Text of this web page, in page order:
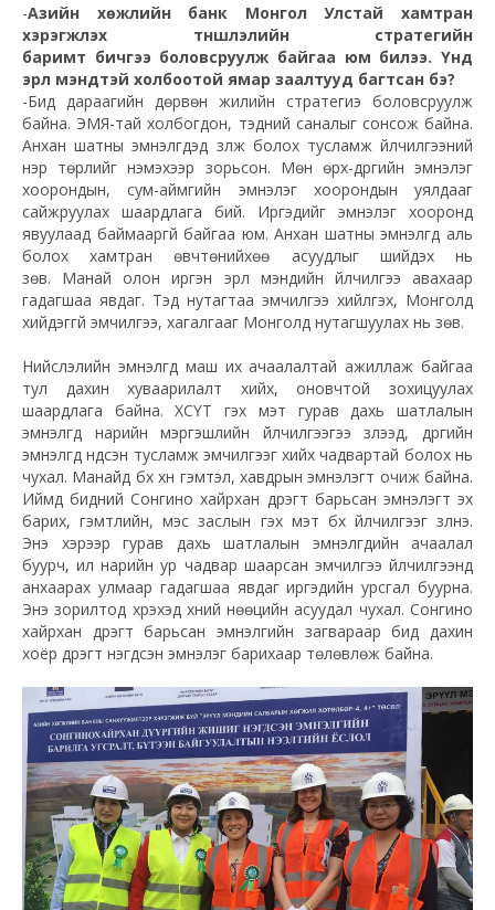
-Азийн хөжлийн банк Монгол Улстай хамтран
хэрэгжүүлэх түншлэлийн стратегийн
баримт бичгээ боловсруулж байгаа юм билээ. Үүнд
эрүүл мэндтэй холбоотой ямар заалтууд багтсан бэ?
-Бид дараагийн дөрвөн жилийн стратегиэ боловсруулж
байна. ЭМЯ-тай холбогдон, тэдний саналыг сонсож байна.
Анхан шатны эмнэлгүүдэд үзүүлж болох тусламж үйлчилгээний
нэр төрлийг нэмэхээр зорьсон. Мөн өрх-дүүргийн эмнэлэг
хоорондын, сум-аймгийн эмнэлэг хоорондын уялдааг
сайжруулах шаардлага бий. Иргэдийг эмнэлэг хооронд
явуулаад баймааргүй байгаа юм. Анхан шатны эмнэлгүүд аль
болох хамтран өвчтөнийхөө асуудлыг шийдэх нь
зөв. Манай олон иргэн эрүүл мэндийн үйлчилгээ авахаар
гадагшаа явдаг. Тэд нутагтаа эмчилгээ хийлгэх, Монголд
хийдэггүй эмчилгээ, хагалгааг Монголд нутагшуулах нь зөв.
Нийслэлийн эмнэлгүүд маш их ачаалалтай ажиллаж байгаа
тул дахин хуваарилалт хийх, оновчтой зохицуулах
шаардлага байна. ХСҮТ гэх мэт гурав дахь шатлалын
эмнэлгүүд нарийн мэргэшлийн үйлчилгээгээ үзүүлээд, дүүргийн
эмнэлгүүд үндсэн тусламж эмчилгээг хийх чадвартай болох нь
чухал. Манайд бүх хүн гэмтэл, хавдрын эмнэлэгт очиж байна.
Иймд бидний Сонгино хайрхан дүүрэгт барьсан эмнэлэгт эх
барих, гэмтлийн, мэс заслын гэх мэт бүх үйлчилгээг үзүүлнэ.
Энэ хэрээр гурав дахь шатлалын эмнэлгүүдийн ачаалал
буурч, илүү нарийн ур чадвар шаарсан эмчилгээ үйлчилгээнд
анхаарах улмаар гадагшаа явдаг иргэдийн урсгал буурна.
Энэ зорилтод хүрэхэд хүний нөөцийн асуудал чухал. Сонгино
хайрхан дүүрэгт барьсан эмнэлгийн загвараар бид дахин
хоёр дүүрэгт нэгдсэн эмнэлэг барихаар төлөвлөж байна.